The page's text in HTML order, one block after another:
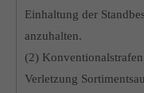
Einhaltung der
anzuhalten.
(2)
Verletzung